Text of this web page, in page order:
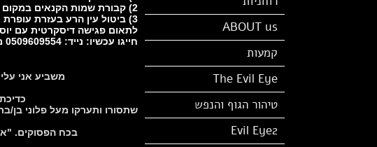
ABOUT us
קמעות
The Evil Eye
טיהור הגוף והנפש
Evil Eye2
2) קבורת שמות הקנאים במקום שנבחר לאחר בדיקה מעמיקה
3) ביטול עין הרע בעזרת עופרת (רסס)
לתאום פגישה דיסקרטית עם
חייגו עכשיו: נייד: 0509609554 משרד: 0772116606
משביע אני
שתסורו ותערקו מעל פלוני
בכח הפסוקים.